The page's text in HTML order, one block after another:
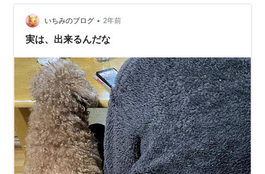
いちみのブログ • 2年前
実は、出来るんだな